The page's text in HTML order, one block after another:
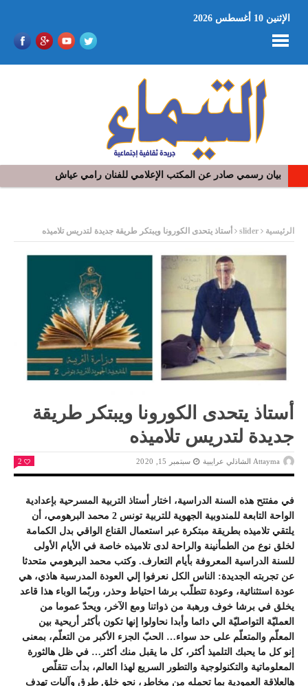
الإثنين 10 أغسطس 2026
بيان رسمي صادر عن المكتب الإعلامي للفنان رامي عياش
في افتتاح مهرجان بومخلوف الدولي: رؤوف ماهر يتالق و يشد الجمهور
الرئيسية slider أستاذ يتحدى الكورونا ويبتكر طريقة جديدة لتدريس تلاميذه
أستاذ يتحدى الكورونا ويبتكر طريقة
جديدة لتدريس تلاميذه
Attayma الشاذلي عرايبية سبتمبر 15, 2020 2
في مفتتح هذه السنة الدراسية، اختار أستاذ التربية المسرحية بإعدادية
الواحة التابعة للمندوبية الجهوية للتربية تونس 2 محمد البرهومي، أن
يلتقي تلاميذه بطريقة مبتكرة عبر استعمال القناع الواقي بدل الكمامة
لخلق نوع من الطمأنينة والراحة لدى تلاميذه خاصة في الأيام الأولى
للسنة الدراسية المعروفة بأيام التعارف. وكتب محمد البرهومي متحدثا
عن تجربته الجديدة: الناس الكل نعرفوا إلي العودة المدرسية هاذي، هي
عودة استثنائية، وعودة تتطلّب برشا احتياط وحذر، وربّما الوباء هذا قاعد
يخلق في برشا خوف ورهبة من ذواتنا ومع الآخر، ويحدّ عموما من
العمليّة التواصليّة الي دائما وأبدا نحاولوا إنها تكون بأكثر أريحية بين
المعلّم والمتعلّم على حد سواء… الحبّ الجزء الأكبر من التعلّم، بمعنى
إنو كل ما يحبك التلميذ أكثر، كل ما يقبل منك أكثر… في ظل هالثورة
المعلوماتية والتكنولوجية والتطور السريع لهذا العالم، بدأت تتقلّص
هالعلاقة العمودية بما تحمله من مخاطر، نحو خلق طرق وآليات تهدف